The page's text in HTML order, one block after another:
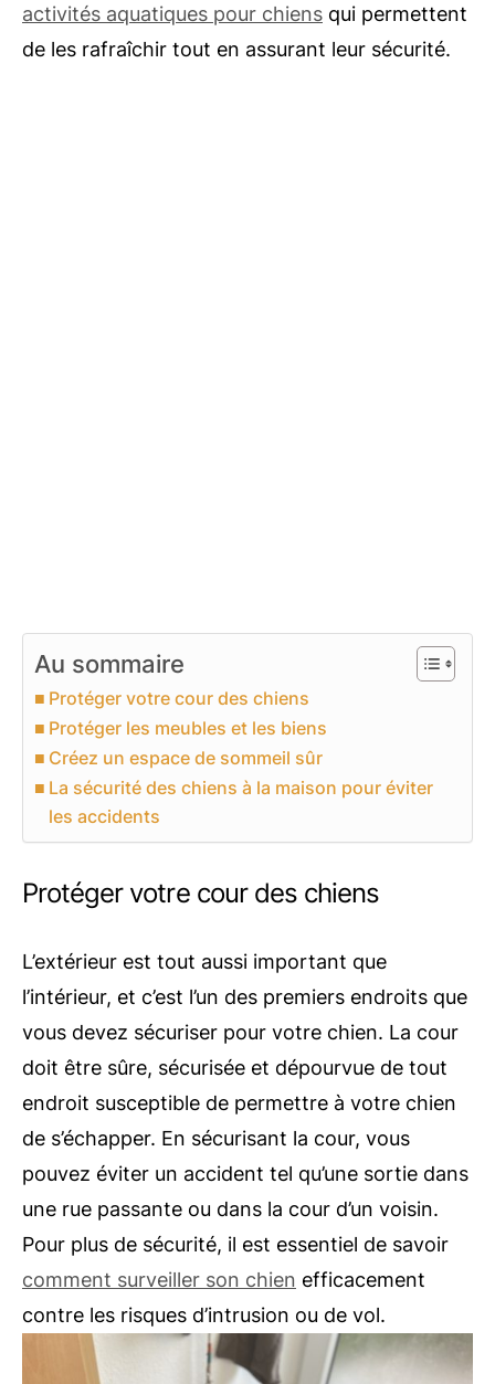
activités aquatiques pour chiens qui permettent
de les rafraîchir tout en assurant leur sécurité.
Au sommaire
Protéger votre cour des chiens
Protéger les meubles et les biens
Créez un espace de sommeil sûr
La sécurité des chiens à la maison pour éviter
les accidents
Protéger votre cour des chiens
L’extérieur est tout aussi important que
l’intérieur, et c’est l’un des premiers endroits que
vous devez sécuriser pour votre chien. La cour
doit être sûre, sécurisée et dépourvue de tout
endroit susceptible de permettre à votre chien
de s’échapper. En sécurisant la cour, vous
pouvez éviter un accident tel qu’une sortie dans
une rue passante ou dans la cour d’un voisin.
Pour plus de sécurité, il est essentiel de savoir
comment surveiller son chien efficacement
contre les risques d’intrusion ou de vol.